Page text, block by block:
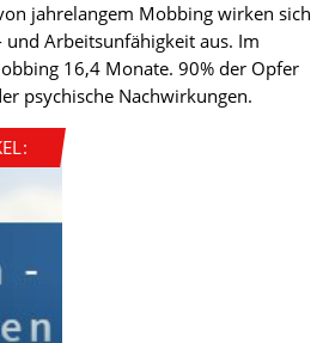
jahrelangem Mobbing wirken sich
und Arbeitsunfähigkeit aus. Im
16,4 Monate. 90% der Opfer
psychische Nachwirkungen.